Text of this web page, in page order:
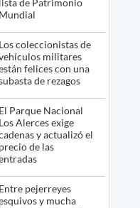
lista de Patrimonio
Mundial
Los coleccionistas de
militares
felices con una
de rezagos
El Parque Nacional
Los Alerces exige
y actualizó el
precio de las
Entre pejerreyes
y mucha